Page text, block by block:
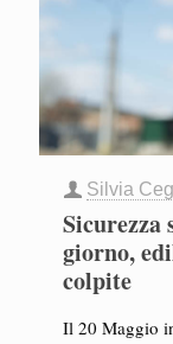
Silvia
Sicurezza
giorno,
colpite
Il 20 Maggio